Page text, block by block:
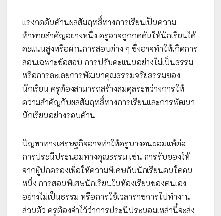
แรงกดดันด้านผลสัมฤทธิ์ทางการเรียนเป็นความ
ท้าทายสำคัญอย่างหนึ่ง ครูอาจถูกกดดันให้นักเรียนได้
คะแนนสูงหรือผ่านการสอบต่าง ๆ ซึ่งอาจทำให้เกิดการ
สอนเฉพาะข้อสอบ การปรับคะแนนอย่างไม่เป็นธรรม
หรือการละเลยการพัฒนาคุณธรรมจริยธรรมของ
นักเรียน ครูต้องสามารถสร้างสมดุลระหว่างการให้
ความสำคัญกับผลสัมฤทธิ์ทางการเรียนและการพัฒนา
นักเรียนอย่างรอบด้าน
ปัญหาทางเศรษฐกิจอาจทำให้ครูบางคนยอมแพ้ต่อ
การประนีประนอมทางคุณธรรม เช่น การรับของให้
จากผู้ปกครองเพื่อให้ความพิเศษกับนักเรียนคนใดคน
หนึ่ง การสอนพิเศษนักเรียนในห้องเรียนของตนเอง
อย่างไม่เป็นธรรม หรือการใช้เวลาราชการไปทำงาน
ส่วนตัว ครูต้องจำไว้ว่าการประนีประนอมเหล่านี้จะส่ง